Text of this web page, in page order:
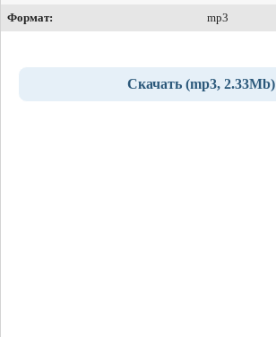
Формат:
mp3
Скачать (mp3, 2.33Mb)